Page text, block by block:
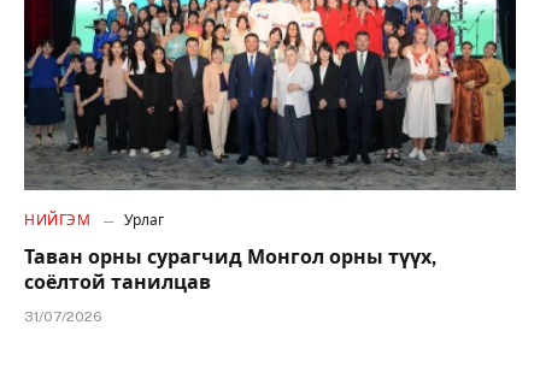
НИЙГЭМ Урлаг
Таван орны сурагчид Монгол орны түүх,
соёлтой танилцав
31/07/2026